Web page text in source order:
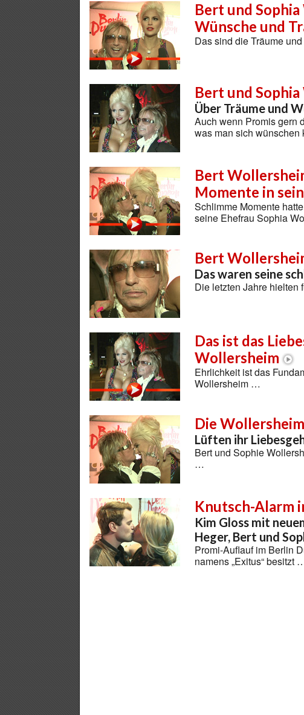
Bert und
Wünsche und
Das sind die Träume
Bert und
Über Träume und
Auch wenn Promis gern
was man sich
Bert
Momente in
Schlimme Momente
seine Ehefrau Sophia
Bert
Das waren seine
Die letzten Jahre
Das ist das
Wollersheim
Ehrlichkeit ist das
Wollersheim …
Die
Lüften ihr
Bert und Sophie
…
Knutsch-Alarm
Kim Gloss mit
Heger, Bert und
Promi-Auflauf im Berlin
namens „Exitus“ besitzt